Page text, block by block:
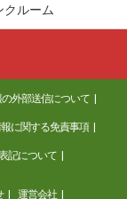
ルーム
外部送信について
に関する免責事項
記について
運営会社